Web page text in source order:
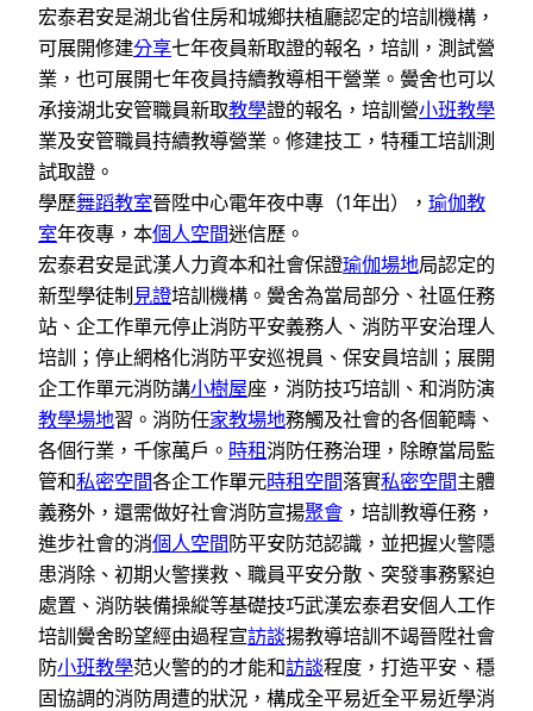
宏泰君安是湖北省住房和城鄉扶植廳認定的培訓機構，
可展開修建分享七年夜員新取證的報名，培訓，測試營
業，也可展開七年夜員持續教導相干營業。黌舍也可以
承接湖北安管職員新取教學證的報名，培訓營小班教學
業及安管職員持續教導營業。修建技工，特種工培訓測
試取證。
學歷舞蹈教室晉陞中心電年夜中專（1年出）， 瑜伽教
室年夜專，本個人空間迷信歷。
宏泰君安是武漢人力資本和社會保證瑜伽場地局認定的
新型學徒制 見證培訓機構。黌舍為當局部分、社區任務
站、企工作單元停止消防平安義務人、消防平安治理人
培訓；停止網格化消防平安巡視員、保安員培訓；展開
企工作單元消防講小樹屋座，消防技巧培訓、和消防演
教學場地習。消防任家教場地務觸及社會的各個範疇、
各個行業，千傢萬戶。 時租消防任務治理，除瞭當局監
管和私密空間各企工作單元時租空間落實私密空間主體
義務外，還需做好社會消防宣揚聚會 ，培訓教導任務，
進步社會的消個人空間防平安防范認識，並把握火警隱
患消除、初期火警撲救、職員平安分散、突發事務緊迫
處置、消防裝備操縱等基礎技巧武漢宏泰君安個人工作
培訓黌舍盼望經由過程宣訪談揚教導培訓不竭晉陞社會
防小班教學范火警的的才能和訪談程度，打造平安、穩
固協調的消防周遭的狀況，構成全平易近全平易近學消